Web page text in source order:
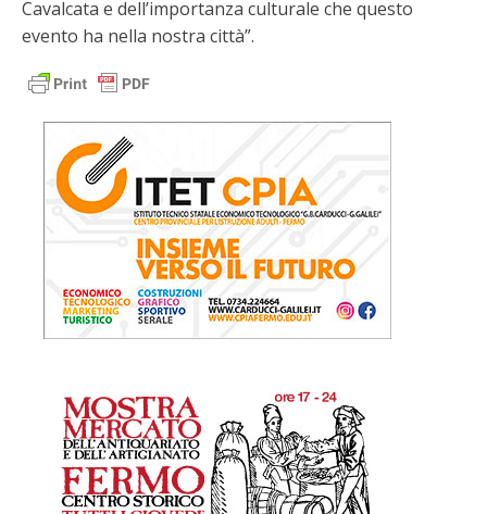
Cavalcata e dell’importanza culturale che questo
evento ha nella nostra città”.